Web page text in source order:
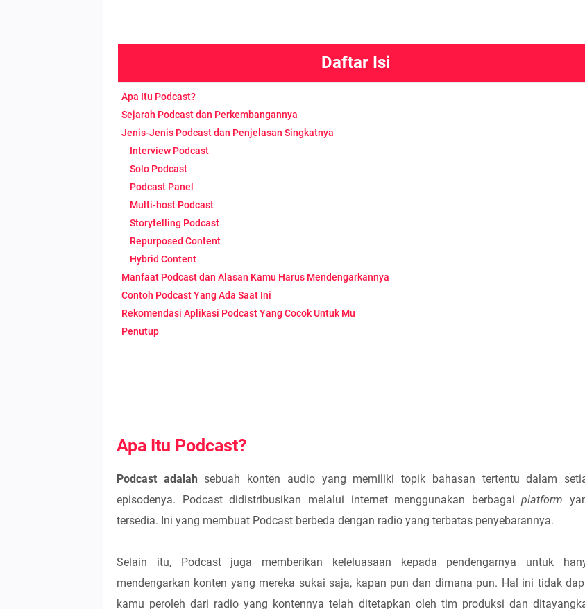
Daftar Isi
Apa Itu Podcast?
Sejarah Podcast dan Perkembangannya
Jenis-Jenis Podcast dan Penjelasan Singkatnya
Interview Podcast
Solo Podcast
Podcast Panel
Multi-host Podcast
Storytelling Podcast
Repurposed Content
Hybrid Content
Manfaat Podcast dan Alasan Kamu Harus Mendengarkannya
Contoh Podcast Yang Ada Saat Ini
Rekomendasi Aplikasi Podcast Yang Cocok Untuk Mu
Penutup
Apa Itu Podcast?
Podcast adalah sebuah konten audio yang memiliki topik bahasan tertentu dalam
episodenya. Podcast didistribusikan melalui internet menggunakan berbagaiplatform
tersedia. Ini yang membuat Podcast berbeda dengan radio yang terbatas penyebarannya.
Selain itu, Podcast juga memberikan keleluasaan kepada pendengarnya untuk
mendengarkan konten yang mereka sukai saja, kapan pun dan dimana pun. Hal ini tidak
kamu peroleh dari radio yang kontennya telah ditetapkan oleh tim produksi dan